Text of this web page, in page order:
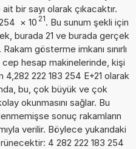
bir sayı olarak çıkacaktır.
× 10 21. Bu sunum şekli için
burada 21 ve burada gerçek
gösterme imkanı sınırlı
hesap makinelerinde, kişi
4,282 222 183 254 E+21 olarak
bu, çok büyük ve çok
okunmasını sağlar. Bu
sonuç rakamların
verilir. Böylece yukarıdaki
4 282 222 183 254